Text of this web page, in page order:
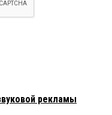
рекламы